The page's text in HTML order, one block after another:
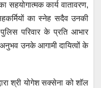
कार्य वातावरण,
का स्नेह सदैव उनकी
परिवार के प्रति आभार
उनके आगामी दायित्वों के
श्री योगेश सक्सेना को शॉल